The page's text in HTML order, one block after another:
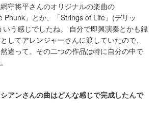
守将平さんのオリジナルの楽曲の
Phunk」とか、「Strings of Life」(デリッ
いう感じでしたね。 自分で即興演奏とかも録
してアレンジャーさんに渡していたので、
違って。その二つの作品は特に自分の中で
アンさんの曲はどんな感じで完成したんで